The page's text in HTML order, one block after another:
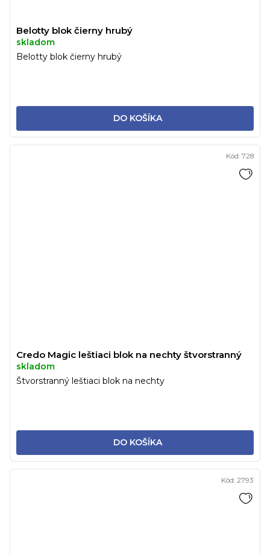
Belotty blok čierny hrubý
skladom
DO KOŠÍKA
Belotty blok čierny hrubý
Credo Magic leštiaci blok na nechty štvorstranný
skladom
DO KOŠÍKA
Štvorstranný leštiaci blok na nechty
Kód: 728
Kód: 2793